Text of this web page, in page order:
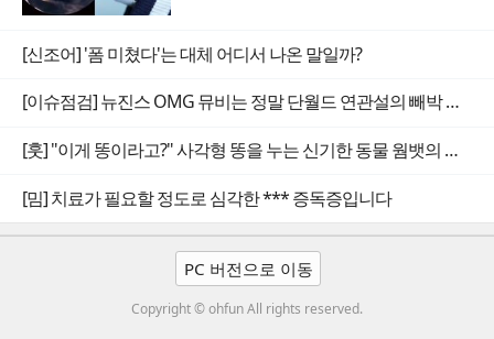
[신조어] '폼 미쳤다'는 대체 어디서 나온 말일까?
[이슈점검] 뉴진스 OMG 뮤비는 정말 단월드 연관설의 빼박 증거일까
[훗] "이게 똥이라고?" 사각형 똥을 누는 신기한 동물 웜뱃의 비밀
[밈] 치료가 필요할 정도로 심각한 *** 증독증입니다
PC 버전으로 이동
Copyright © ohfun All rights reserved.